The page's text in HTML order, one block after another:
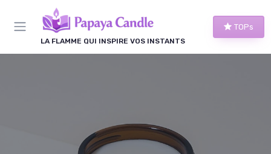
LA FLAMME QUI INSPIRE VOS INSTANTS
TOPs
Panneau de gestion des cookies